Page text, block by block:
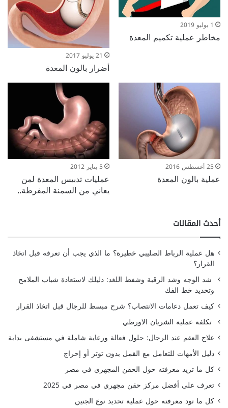
1 يوليو 2019
مخاطر عملية تكميم المعدة
21 يوليو 2017
أضرار بالون المعدة
25 أغسطس 2016
عملية بالون المعدة
5 يناير 2012
عمليات تدبيس المعدة لمن
يعاني من السمنة المفرطة..
أحدث المقالات
هل عملية الرباط الصليبي خطيرة؟ ما الذي يجب أن تعرفه قبل اتخاذ
القرار؟
شد الوجه وشد الرقبة وشفط اللغد: دليلك لاستعادة شباب الملامح
وتحديد خط الفك
كيف تعمل دعامات الانتصاب؟ شرح مبسط للرجال قبل اتخاذ القرار
تكلفة عملية الشريان الاورطي
علاج العقم عند الرجال: حلول فعالة ورعاية شاملة في مستشفى بداية
دليل الأمهات للتعامل مع القمل بدون توتر أو إحراج
كل ما تريد معرفته حول الحقن المجهري في مصر
تعرف على أفضل مركز حقن مجهري في مصر في 2025
كل ما تود معرفته حول عملية تحديد نوع الجنين